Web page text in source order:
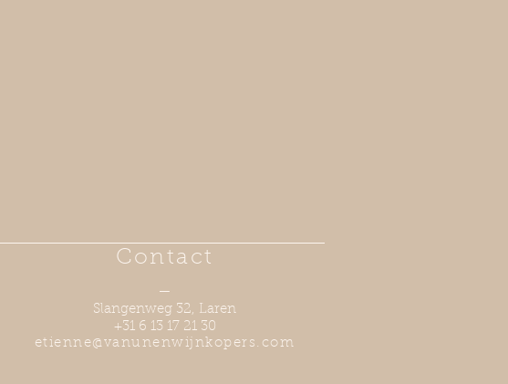
Contact
—
Slangenweg 32, Laren
+31 6 13 17 21 30
etienne@vanunenwijnkopers.com